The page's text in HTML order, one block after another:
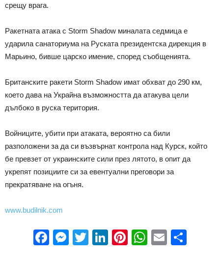
срещу врага.
Ракетната атака с Storm Shadow миналата седмица е
ударила санаториума на Руската президентска дирекция в
Марьино, бивше царско имение, според съобщенията.
Британските ракети Storm Shadow имат обхват до 290 км,
което дава на Украйна възможността да атакува цели
дълбоко в руска територия.
Войниците, убити при атаката, вероятно са били
разположени за да си възвърнат контрола над Курск, който
бе превзет от украинските сили през лятото, в опит да
укрепят позициите си за евентуални преговори за
прекратяване на огъня.
www.budilnik.com
Facebook
Messenger
Twitter
LinkedIn
Pinterest
WhatsApp
Email